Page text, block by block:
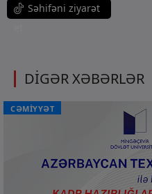
Səhifəni ziyarət
DİGƏR XƏBƏRLƏR
CƏMİYYƏT